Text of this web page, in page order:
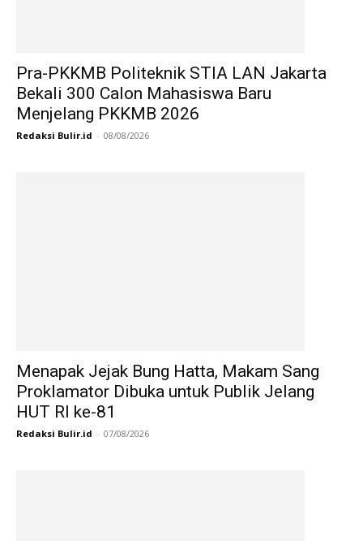
Pra-PKKMB Politeknik STIA LAN Jakarta
Bekali 300 Calon Mahasiswa Baru
Menjelang PKKMB 2026
Redaksi Bulir.id - 08/08/2026
Menapak Jejak Bung Hatta, Makam Sang
Proklamator Dibuka untuk Publik Jelang
HUT RI ke-81
Redaksi Bulir.id - 07/08/2026